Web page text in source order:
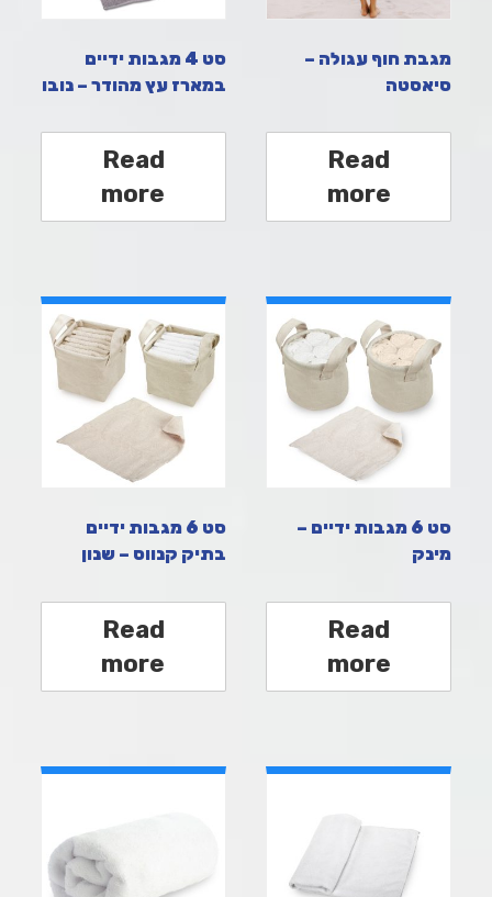
מגבת חוף עגולה –
סיאסטה
Read
more
סט 4 מגבות ידיים
במארז עץ מהודר – נובו
Read
more
סט 6 מגבות ידיים –
מינק
Read
more
סט 6 מגבות ידיים
בתיק קנווס – שנון
Read
more